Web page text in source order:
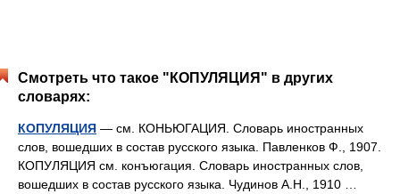
Смотреть что такое "КОПУЛЯЦИЯ" в других
словарях:
КОПУЛЯЦИЯ — см. КОНЬЮГАЦИЯ. Словарь иностранных
слов, вошедших в состав русского языка. Павленков Ф., 1907.
КОПУЛЯЦИЯ см. конъюгация. Словарь иностранных слов,
вошедших в состав русского языка. Чудинов А.Н., 1910 …